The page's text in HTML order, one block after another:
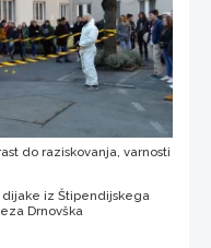
do raziskovanja, varnosti
iz Štipendijskega
Drnovška